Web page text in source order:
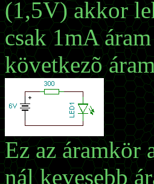
(1,5V) akkor
csak 1mA
következõ
Ez az áramkör
nál kevesebb